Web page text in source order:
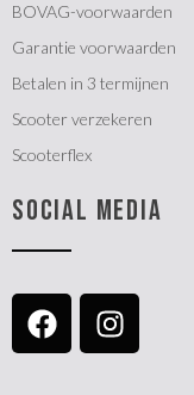
BOVAG-voorwaarden
Garantie voorwaarden
Betalen in 3 termijnen
Scooter verzekeren
Scooterflex
SOCIAL MEDIA